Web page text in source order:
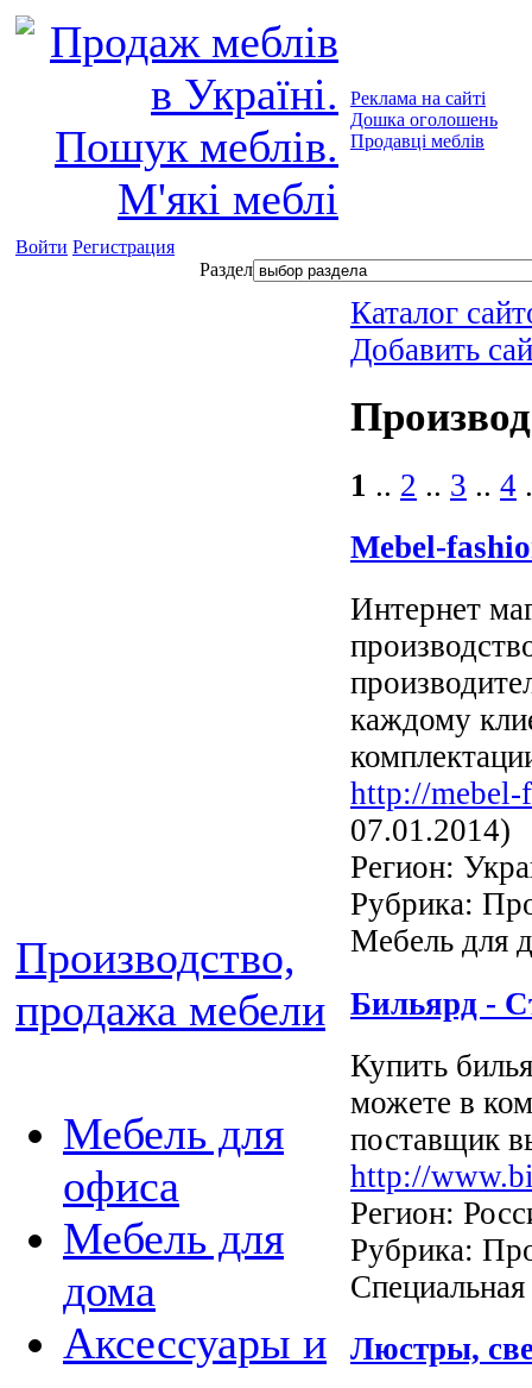
Реклама на сайті
Дошка оголошень
Продавці меблів
Войти Регистрация
Раздел
Производство,
продажа мебели
Мебель для
офиса
Мебель для
дома
Аксессуары и
Каталог
Добавить
1 .. 2 .. 3 .. 4
Mebel-
Интернет
каждому
http://mebel-
07.01.2014)
Регион:
Рубрика:
Мебель для
Бильярд -
Купить
можете в
поставщик
http://
Регион:
Рубрика:
Люстры,